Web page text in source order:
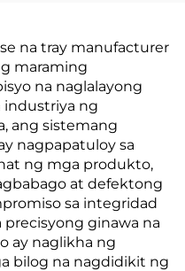
na tray manufacturer
maraming
na naglalayong
industriya ng
ang sistemang
nagpapatuloy sa
ng mga produkto,
at defektong
sa integridad
ginawa na
ay naglikha ng
bilog na nagdidikit ng